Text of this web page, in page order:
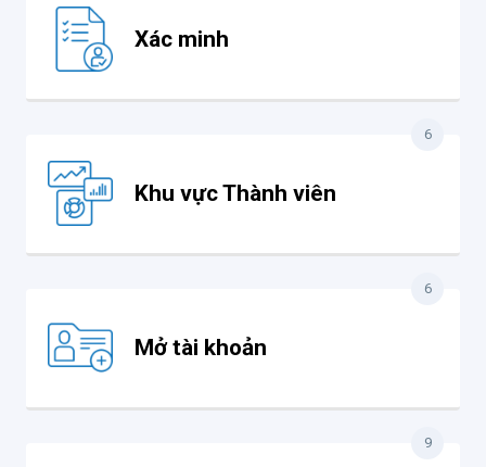
Xác minh
Khu vực Thành viên
6
Mở tài khoản
6
9